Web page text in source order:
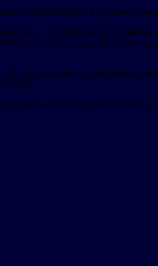
об эпидситуации в регионе.
них — без патологий. В школах
Особенно в детских
если говорить о сотрудниках
ОРВИ».
В других регионах